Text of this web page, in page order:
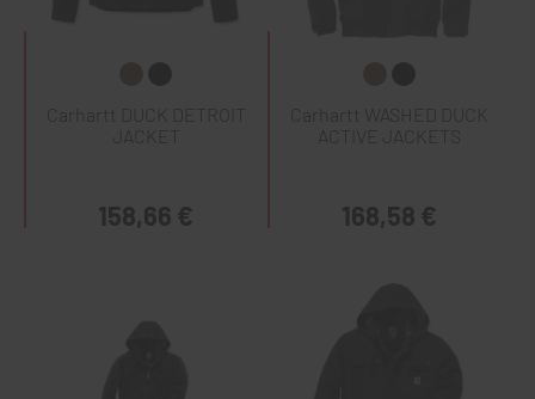
Carhartt DUCK DETROIT
JACKET
158,66 €
Carhartt WASHED DUCK
ACTIVE JACKETS
168,58 €